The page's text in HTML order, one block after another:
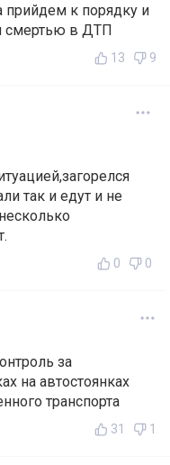
прийдем к порядку и
смертью в ДТП
13 9
так и едут и не
0 0
за
на автостоянках
транспорта
31 1